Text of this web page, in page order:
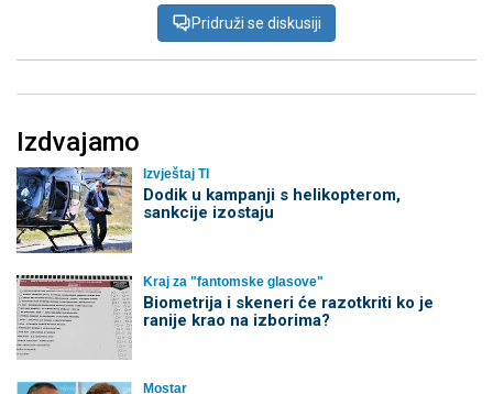
Pridruži se diskusiji
Izdvajamo
Izvještaj TI
Dodik u kampanji s helikopterom,
sankcije izostaju
Kraj za "fantomske glasove"
Biometrija i skeneri će razotkriti ko je
ranije krao na izborima?
Mostar